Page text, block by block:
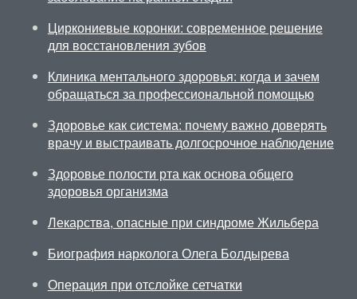
Циркониевые коронки: современное решение
для восстановления зубов
Клиника ментального здоровья: когда и зачем
обращаться за профессиональной помощью
Здоровье как система: почему важно доверять
врачу и выстраивать долгосрочное наблюдение
Здоровье полости рта как основа общего
здоровья организма
Лекарства, опасные при синдроме Жильбера
Биография нарколога Олега Болдырева
Операция при отслойке сетчатки